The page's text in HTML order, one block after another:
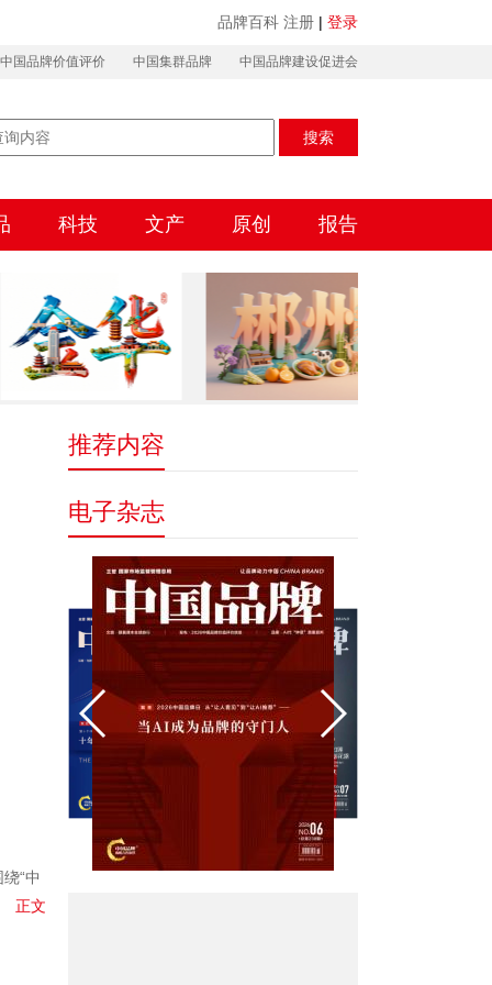
品牌百科 注册 | 登录
中国品牌价值评价 中国集群品牌 中国品牌建设促进会
搜索
科技 文产 原创 报告
“中
正文
推荐内容
电子杂志